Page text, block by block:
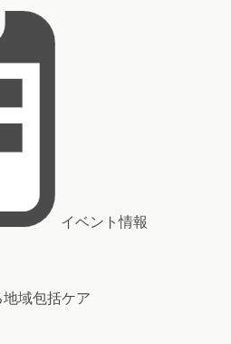
イベント情報
域包括ケア